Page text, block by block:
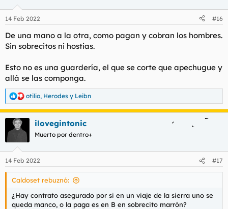
14 Feb 2022 #16
De una mano a la otra, como pagan y cobran los hombres.
Sin sobrecitos ni hostias.
Esto no es una guardería, el que se corte que apechugue y
allá se las componga.
R
e
a
c
e
s
otilio, Herodes y Leibn
ilovegintonic
Muerto por dentro+
14 Feb 2022 #17
Caldoset rebuznó:
¿Hay contrato asegurado por si en un viaje de la sierra uno se
queda manco, o la paga es en B en sobrecito marrón?